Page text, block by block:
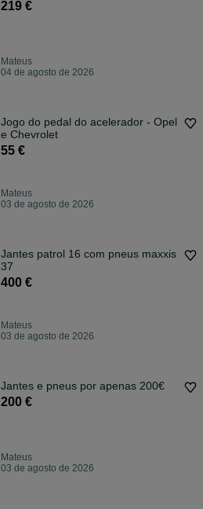
219 €
Mateus
04 de agosto de 2026
Jogo do pedal do acelerador - Opel
e Chevrolet
55 €
Mateus
03 de agosto de 2026
Jantes patrol 16 com pneus maxxis
37
400 €
Mateus
03 de agosto de 2026
Jantes e pneus por apenas 200€
200 €
Mateus
03 de agosto de 2026